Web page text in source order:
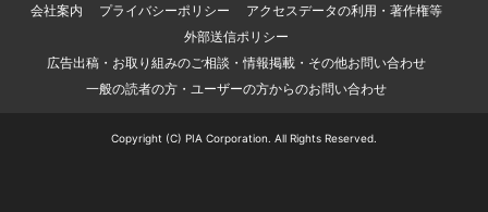
会社案内
プライバシーポリシー
アクセスデータの利用・著作権等
外部送信ポリシー
広告出稿・お取り組みのご相談・情報掲載・その他お問い合わせ
一般の読者の方・ユーザーの方からのお問い合わせ
Copyright (C) PIA Corporation. All Rights Reserved.